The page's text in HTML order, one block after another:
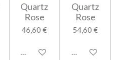
panier
Quartz
Rose
46,60 €
Ajouter au panier
Quartz
Rose
54,60 €
Ajouter au